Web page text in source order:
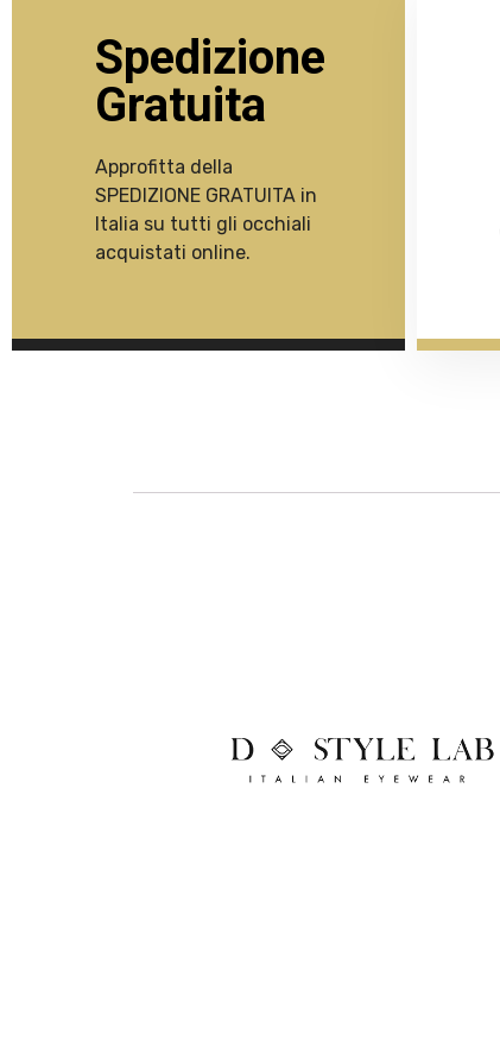
Spedizione
Gratuita
Approfitta della
SPEDIZIONE GRATUITA in
Italia su tutti gli occhiali
acquistati online.